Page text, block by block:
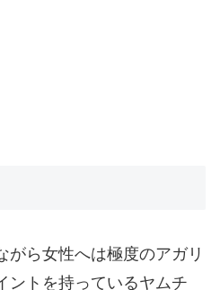
がら女性へは極度のアガリ
ントを持っているヤムチ